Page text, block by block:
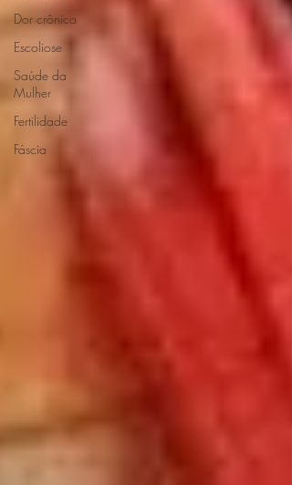
Dor crônica
Escoliose
Saúde da
Mulher
Fertilidade
Fáscia